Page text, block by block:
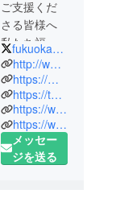
ご支援くだ
さる皆様へ
私たち福岡
SUNSは２０
１７年１月
に、九州唯
一のXリーグ
参入チーム
として創部
いたしま
fukuoka_suns
http://www.fukuoka-suns.com
https://m.facebook.com/%E7%A6%8F%E5%B2%A1SUNs-%E3%82%A2%E3%83%A1%E3%83%AA%E3%82%AB%E3%83%B3%E3%83%95%E3%83%83%E3%83%88%E3%83%9C%E3%83%BC%E3%83%AB%E3%83%81%E3%83%BC%E3%83%A0-824405674368154/
https://twitter.com/fukuoka_suns
https://www.instagram.com/fukuoka.suns.football/
https://www.youtube.com/channel/UCgCf8f_QIjTvXTYYupsB2nA?view_as=subscriber
メッセー
ジを送る